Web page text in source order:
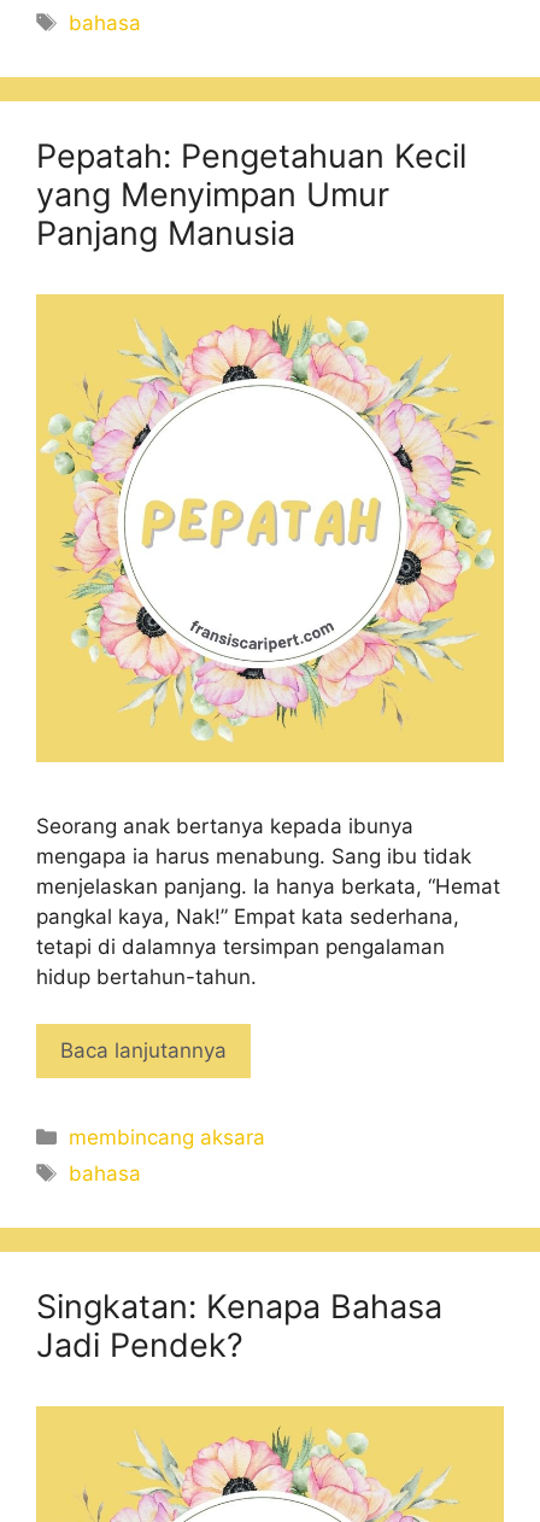
Tags
bahasa
Pepatah: Pengetahuan Kecil
yang Menyimpan Umur
Panjang Manusia
Seorang anak bertanya kepada ibunya
mengapa ia harus menabung. Sang ibu tidak
menjelaskan panjang. Ia hanya berkata, “Hemat
pangkal kaya, Nak!” Empat kata sederhana,
tetapi di dalamnya tersimpan pengalaman
hidup bertahun-tahun.
Baca lanjutannya
Categories
membincang aksara
Tags
bahasa
Singkatan: Kenapa Bahasa
Jadi Pendek?